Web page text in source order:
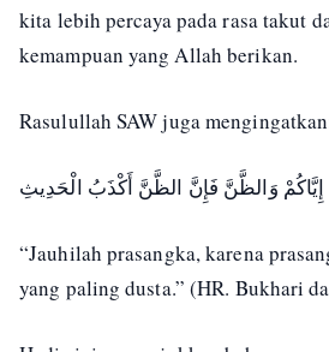
kita lebih percaya pada rasa takut
kemampuan yang Allah berikan.
Rasulullah SAW juga
إِيَّاكُمْ وَالظَّنَّ فَإِنَّ الظَّنَّ أَكْذَبُ الْحَدِيثِ
“Jauhilah prasangka, karena
yang paling dusta.” (HR. Bukhari